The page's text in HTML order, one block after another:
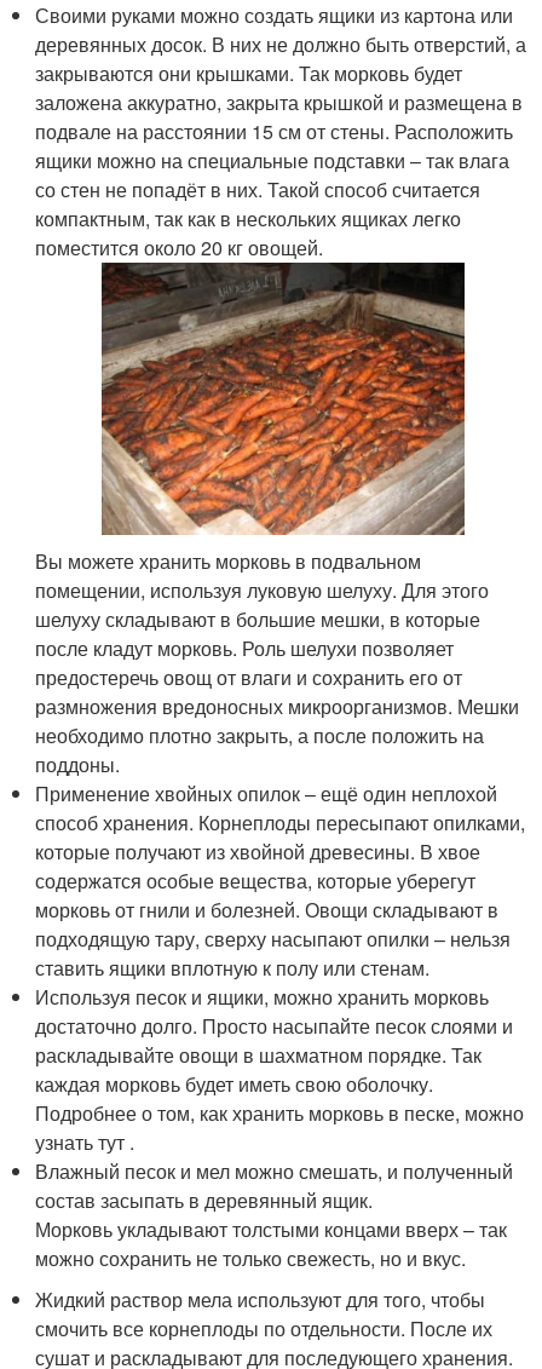
Своими руками можно создать ящики из картона или
деревянных досок. В них не должно быть отверстий, а
закрываются они крышками. Так морковь будет
заложена аккуратно, закрыта крышкой и размещена в
подвале на расстоянии 15 см от стены. Расположить
ящики можно на специальные подставки – так влага
со стен не попадёт в них. Такой способ считается
компактным, так как в нескольких ящиках легко
поместится около 20 кг овощей.
Вы можете хранить морковь в подвальном
помещении, используя луковую шелуху. Для этого
шелуху складывают в большие мешки, в которые
после кладут морковь. Роль шелухи позволяет
предостеречь овощ от влаги и сохранить его от
размножения вредоносных микроорганизмов. Мешки
необходимо плотно закрыть, а после положить на
поддоны.
Применение хвойных опилок – ещё один неплохой
способ хранения. Корнеплоды пересыпают опилками,
которые получают из хвойной древесины. В хвое
содержатся особые вещества, которые уберегут
морковь от гнили и болезней. Овощи складывают в
подходящую тару, сверху насыпают опилки – нельзя
ставить ящики вплотную к полу или стенам.
Используя песок и ящики, можно хранить морковь
достаточно долго. Просто насыпайте песок слоями и
раскладывайте овощи в шахматном порядке. Так
каждая морковь будет иметь свою оболочку.
Подробнее о том, как хранить морковь в песке, можно
узнать тут .
Влажный песок и мел можно смешать, и полученный
состав засыпать в деревянный ящик.
Морковь укладывают толстыми концами вверх – так
можно сохранить не только свежесть, но и вкус.
Жидкий раствор мела используют для того, чтобы
смочить все корнеплоды по отдельности. После их
сушат и раскладывают для последующего хранения.